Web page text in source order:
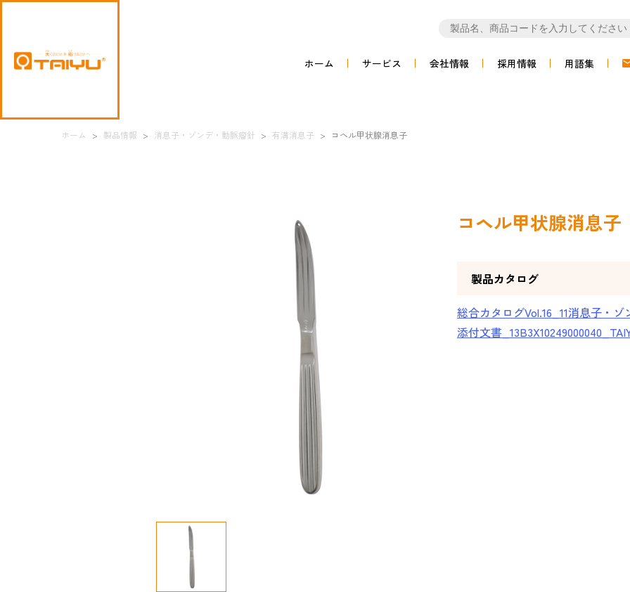
ホーム サービス 会社情報 採用情報 用語集
ホーム > 製品情報 > 消息子・ゾンデ・動脈瘤針 > 有溝消息子 > コヘル甲状腺消息子
コヘル甲状腺消息子
製品カタログ
総合カタログVol.16_11消息子・
添付文書